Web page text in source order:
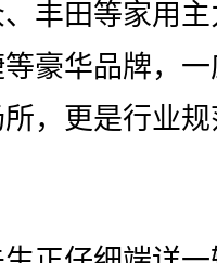
丰田等家用
豪华品牌，
，更是行业